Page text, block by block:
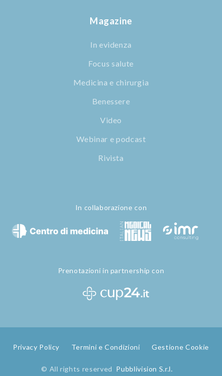
Magazine
In evidenza
Focus salute
Medicina e chirurgia
Benessere
Video
Webinar e podcast
Rivista
In collaborazione con
Prenotazioni in partnership con
Privacy Policy Termini e Condizioni Gestione Cookie
© All rights reserved Pubblivision S.r.l.